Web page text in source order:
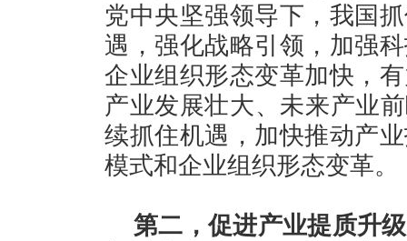
党中央坚强领导下，我国
遇，强化战略引领，加强
企业组织形态变革加快，
产业发展壮大、未来产业
续抓住机遇，加快推动产
模式和企业组织形态变革。
第二，促进产业提质升